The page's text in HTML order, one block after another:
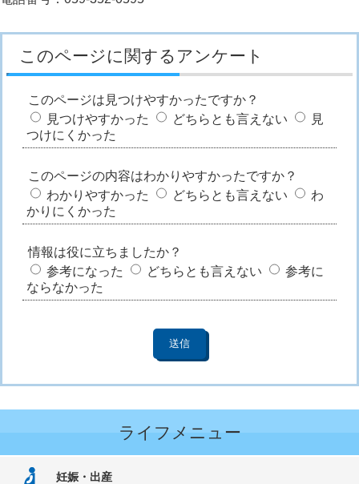
このページに関するアンケート
このページは見つけやすかったですか？
見つけやすかった
どちらとも言えない
見
つけにくかった
このページの内容はわかりやすかったですか？
わかりやすかった
どちらとも言えない
わ
かりにくかった
情報は役に立ちましたか？
参考になった
どちらとも言えない
参考に
ならなかった
ライフメニュー
妊娠・出産